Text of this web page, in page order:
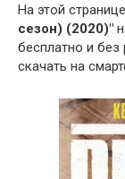
На этой
сезон) (2020)"
бесплатно и без
скачать на